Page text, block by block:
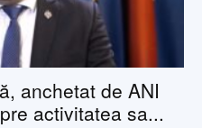
anchetat de ANI
activitatea sa...